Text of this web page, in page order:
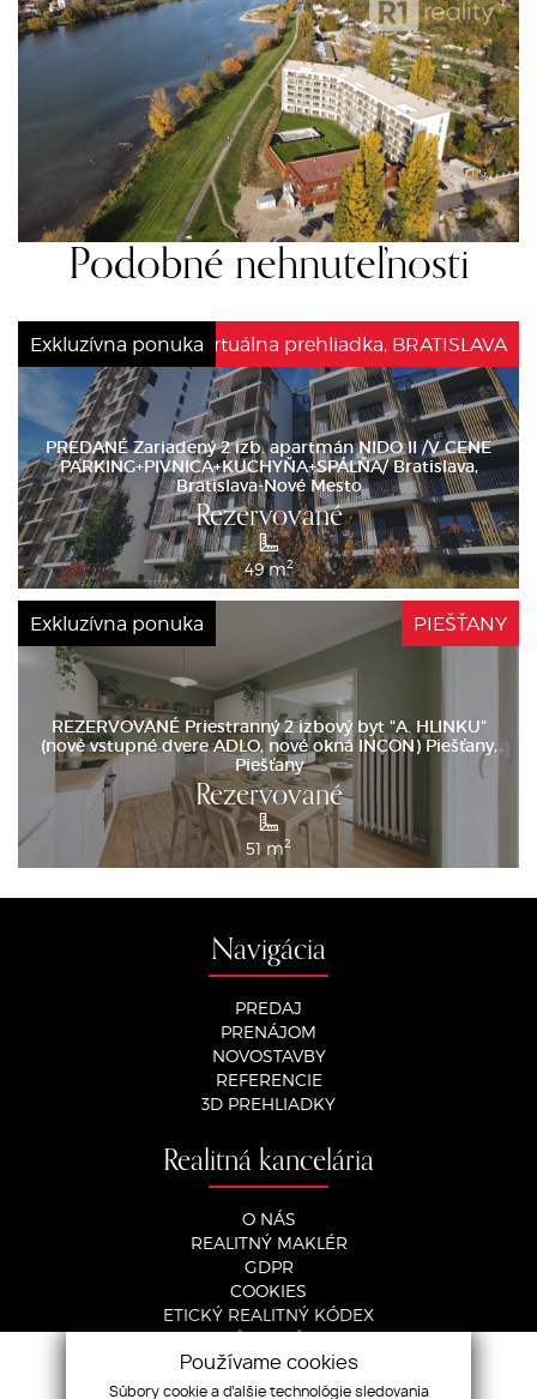
Podobné nehnuteľnosti
Exkluzívna ponuka
PREDANÉ Zariadený 2 izb. apartmán NIDO II /V CENE
PARKING+PIVNICA+KUCHYŇA+SPÁLŇA/ Bratislava,
Bratislava-Nové Mesto
Rezervované
49 m2
Virtuálna prehliadka, BRATISLAVA
Exkluzívna ponuka
REZERVOVANÉ Priestranný 2 izbový byt "A. HLINKU"
(nové vstupné dvere ADLO, nové okná INCON) Piešťany,
Piešťany
Rezervované
51 m2
PIEŠŤANY
Navigácia
PREDAJ
PRENÁJOM
NOVOSTAVBY
REFERENCIE
3D PREHLIADKY
Realitná kancelária
O NÁS
REALITNÝ MAKLÉR
GDPR
COOKIES
ETICKÝ REALITNÝ KÓDEX
NAŠE SLUŽBY
KONTAKT
Používame cookies
Súbory cookie a ďalšie technológie sledovania